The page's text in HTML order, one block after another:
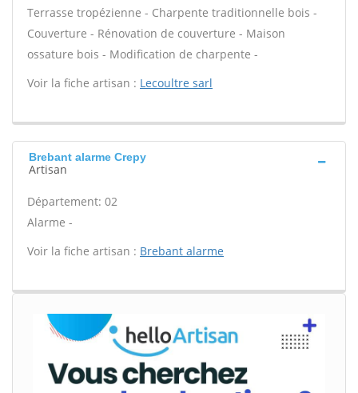
Terrasse tropézienne - Charpente traditionnelle bois -
Couverture - Rénovation de couverture - Maison
ossature bois - Modification de charpente -
Voir la fiche artisan : Lecoultre sarl
Brebant alarme Crepy
Artisan
Département: 02
Alarme -
Voir la fiche artisan : Brebant alarme